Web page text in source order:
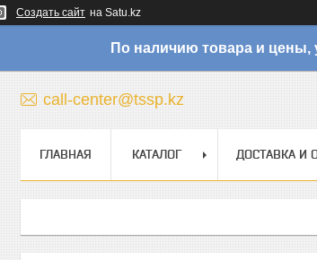
Создать сайт на Satu.kz
По наличию товара и цены,
call-center@tssp.kz
ГЛАВНАЯ КАТАЛОГ ДОСТАВКА И